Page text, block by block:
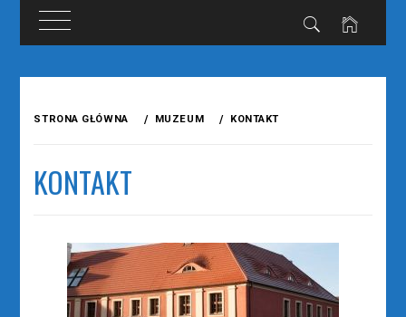
STRONA GŁÓWNA MUZEUM KONTAKT
KONTAKT